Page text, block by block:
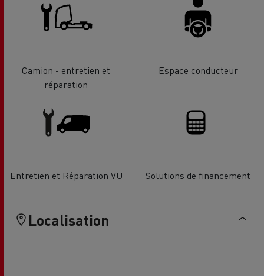
Camion - entretien et
réparation
Espace conducteur
Entretien et Réparation VU Solutions de financement
Localisation